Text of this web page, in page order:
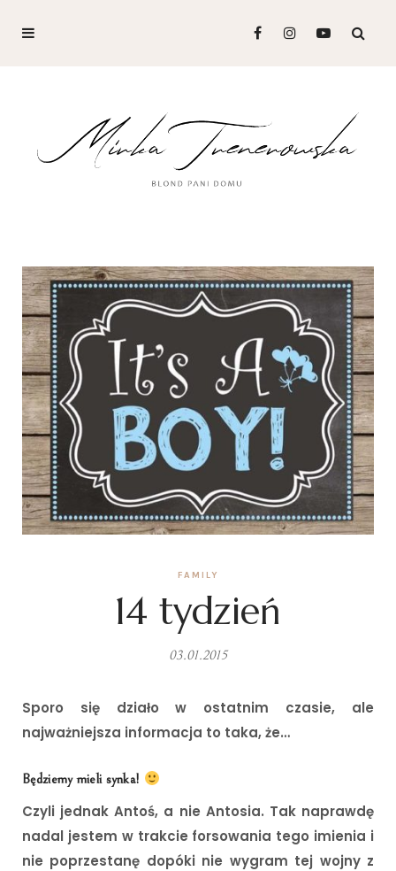
FAMILY
14 tydzień
03.01.2015
Sporo się działo w ostatnim czasie, ale
najważniejsza informacja to taka, że…
Będziemy mieli synka!
Czyli jednak Antoś, a nie Antosia. Tak naprawdę
nadal jestem w trakcie forsowania tego imienia i
nie poprzestanę dopóki nie wygram tej wojny z